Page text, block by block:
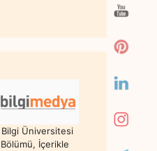
Üniversitesi
İçerikle